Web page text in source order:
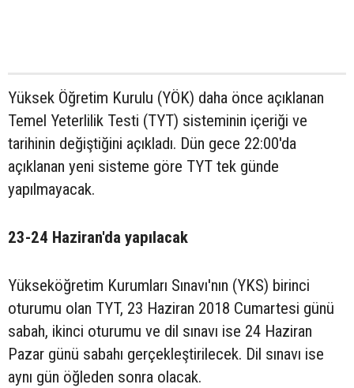
Yüksek Öğretim Kurulu (YÖK) daha önce açıklanan
Temel Yeterlilik Testi (TYT) sisteminin içeriği ve
tarihinin değiştiğini açıkladı. Dün gece 22:00'da
açıklanan yeni sisteme göre TYT tek günde
yapılmayacak.
23-24 Haziran'da yapılacak
Yükseköğretim Kurumları Sınavı'nın (YKS) birinci
oturumu olan TYT, 23 Haziran 2018 Cumartesi günü
sabah, ikinci oturumu ve dil sınavı ise 24 Haziran
Pazar günü sabahı gerçekleştirilecek. Dil sınavı ise
aynı gün öğleden sonra olacak.